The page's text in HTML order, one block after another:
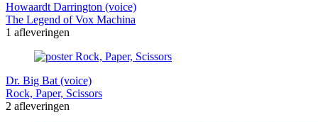
Howaardt Darrington (voice)
The Legend of Vox Machina
1 afleveringen
Dr. Big Bat (voice)
Rock, Paper, Scissors
2 afleveringen